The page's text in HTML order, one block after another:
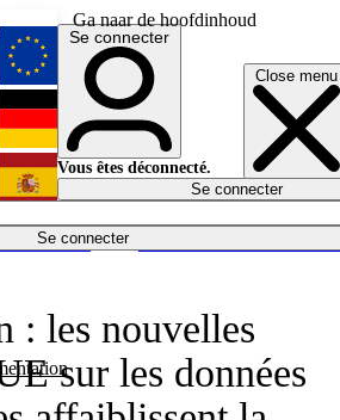
Ga naar de hoofdinhoud
Close menu
Se connecter
Économie
English
Deutsch
Español
Se connecter
Vous êtes déconnecté.
Se connecter
: les nouvelles
sur les données